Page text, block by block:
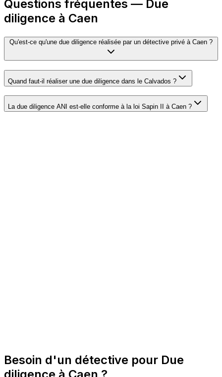
Questions fréquentes — Due
diligence à Caen
Qu'est-ce qu'une due diligence réalisée par un détective privé à Caen ?
Quand faut-il réaliser une due diligence dans le Calvados ?
La due diligence ANI est-elle conforme à la loi Sapin II à Caen ?
Besoin d'un détective pour Due
diligence à Caen ?